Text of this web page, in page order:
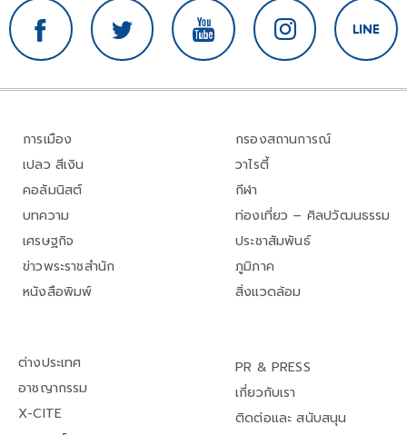
การเมือง
เปลว สีเงิน
คอลัมนิสต์
บทความ
เศรษฐกิจ
ข่าวพระราชสำนัก
หนังสือพิมพ์
กรองสถานการณ์
วาไรตี้
กีฬา
ท่องเที่ยว – ศิลปวัฒนธรรม
ประชาสัมพันธ์
ภูมิภาค
สิ่งแวดล้อม
ต่างประเทศ
อาชญากรรม
X-CITE
PR & PRESS
เกี่ยวกับเรา
ติดต่อและ สนับสนุน